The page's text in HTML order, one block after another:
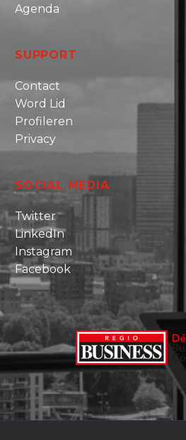
Agenda
SUPPORT
Contact
Word Lid
Profileren
Privacy
SOCIAL MEDIA
Twitter
LinkedIn
Instagram
Facebook